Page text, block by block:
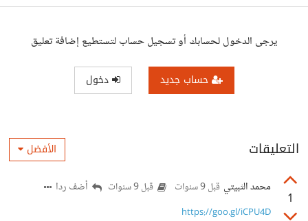
يرجى الدخول لحسابك أو تسجيل حساب لتستطيع إضافة تعليق
حساب جديد دخول
التعليقات الأفضل
1
محمد الثبيتي قبل 9 سنوات قبل 9 سنوات أضف ردا
https://goo.gl/iCPU4D